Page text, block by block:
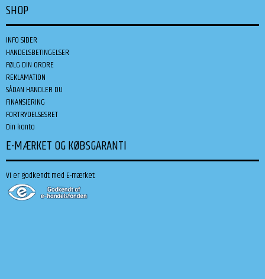
SHOP
INFO SIDER
HANDELSBETINGELSER
FØLG DIN ORDRE
REKLAMATION
SÅDAN HANDLER DU
FINANSIERING
FORTRYDELSESRET
Din konto
E-MÆRKET OG KØBSGARANTI
Vi er godkendt med E-mærket: